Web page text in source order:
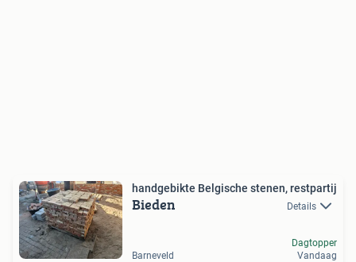
handgebikte Belgische stenen, restpartij
Bieden Details
Barneveld
Dagtopper
Vandaag